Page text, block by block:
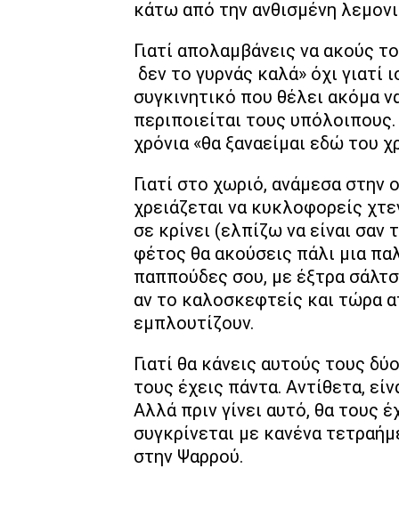
κάτω από την ανθισμένη
Γιατί απολαμβάνεις να ακούς
δεν το γυρνάς καλά» όχι γιατί
συγκινητικό που θέλει ακόμα
περιποιείται τους
χρόνια «θα ξαναείμαι εδώ του
Γιατί στο χωριό, ανάμεσα στην
χρειάζεται να κυκλοφορείς
σε κρίνει (ελπίζω να είναι σαν
φέτος θα ακούσεις πάλι μια
παππούδες σου, με έξτρα
αν το καλοσκεφτείς και τώρα
εμπλουτίζουν.
Γιατί θα κάνεις αυτούς τους
τους έχεις πάντα. Αντίθετα,
Αλλά πριν γίνει αυτό, θα τους
συγκρίνεται με κανένα
στην Ψαρρού.